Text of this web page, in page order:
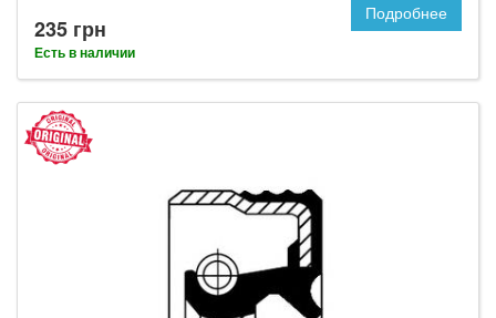
235 грн
Есть в наличии
Подробнее